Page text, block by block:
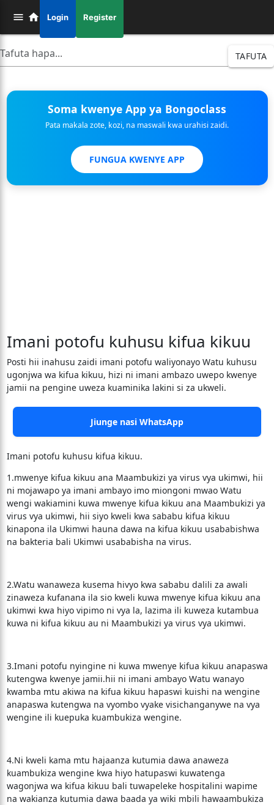
Login Register
TAFUTA
Soma kwenye App ya Bongoclass
Pata makala zote, kozi, na maswali kwa urahisi zaidi.
FUNGUA KWENYE APP
Imani potofu kuhusu kifua kikuu
Posti hii inahusu zaidi imani potofu waliyonayo Watu kuhusu
ugonjwa wa kifua kikuu, hizi ni imani ambazo uwepo kwenye
jamii na pengine uweza kuaminika lakini si za ukweli.
Jiunge nasi WhatsApp
Imani potofu kuhusu kifua kikuu.
1.mwenye kifua kikuu ana Maambukizi ya virus vya ukimwi, hii
ni mojawapo ya imani ambayo imo miongoni mwao Watu
wengi wakiamini kuwa mwenye kifua kikuu ana Maambukizi ya
virus vya ukimwi, hii siyo kweli kwa sababu kifua kikuu
kinapona ila Ukimwi hauna dawa na kifua kikuu usababishwa
na bakteria bali Ukimwi usababisha na virus.
2.Watu wanaweza kusema hivyo kwa sababu dalili za awali
zinaweza kufanana ila sio kweli kuwa mwenye kifua kikuu ana
ukimwi kwa hiyo vipimo ni vya la, lazima ili kuweza kutambua
kuwa ni kifua kikuu au ni Maambukizi ya virus vya ukimwi.
3.Imani potofu nyingine ni kuwa mwenye kifua kikuu anapaswa
kutengwa kwenye jamii.hii ni imani ambayo Watu wanayo
kwamba mtu akiwa na kifua kikuu hapaswi kuishi na wengine
anapaswa kutengwa na vyombo vyake visichanganywe na vya
wengine ili kuepuka kuambukiza wengine.
4.Ni kweli kama mtu hajaanza kutumia dawa anaweza
kuambukiza wengine kwa hiyo hatupaswi kuwatenga
wagonjwa wa kifua kikuu bali tuwapeleke hospitalini wapime
na wakianza kutumia dawa baada ya wiki mbili hawaambukiza